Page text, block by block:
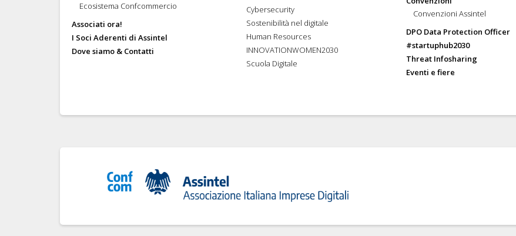
Ecosistema Confcommercio
Associati ora!
I Soci Aderenti di Assintel
Dove siamo & Contatti
Cybersecurity
Sostenibilità nel digitale
Human Resources
INNOVATIONWOMEN2030
Scuola Digitale
Convenzioni Assintel
DPO Data Protection Officer
#startuphub2030
Threat Infosharing
Eventi e fiere